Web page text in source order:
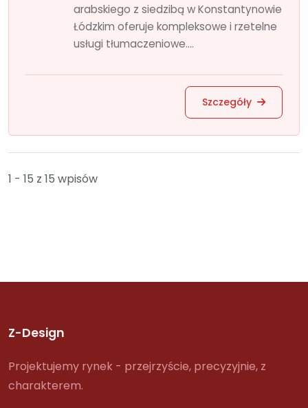
arabskiego z siedzibą w Konstantynowie
Łódzkim oferuje kompleksowe i rzetelne
usługi tłumaczeniowe....
Szczegóły
1 - 15 z 15 wpisów
Z-Design
Projektujemy rynek - przejrzyście, precyzyjnie, z
charakterem.